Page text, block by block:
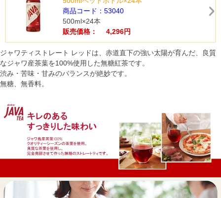
商品コード：53040
500ml×24本
販売価格： 4,296円
ジャワティストレート レッドは、赤道直下の強い太陽が育んだ、良質
なジャワ産茶葉を100%使用した無糖紅茶です。
渋み・苦味・甘みのバランスが絶妙です。
無糖、無香料。